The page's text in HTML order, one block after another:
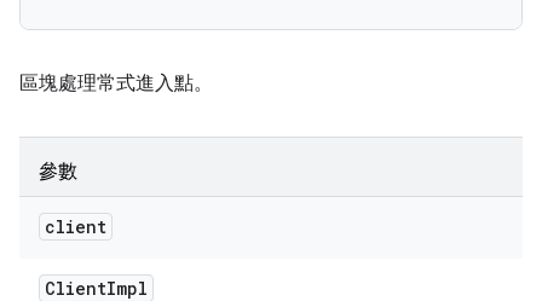
區塊處理常式進入點。
參數
client
ClientImpl